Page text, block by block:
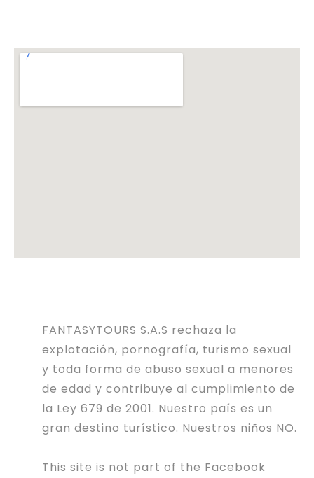
FANTASYTOURS S.A.S rechaza la
explotación, pornografía, turismo sexual
y toda forma de abuso sexual a menores
de edad y contribuye al cumplimiento de
la Ley 679 de 2001. Nuestro país es un
gran destino turístico. Nuestros niños NO.
This site is not part of the Facebook